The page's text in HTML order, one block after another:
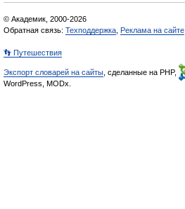
© Академик, 2000-2026
Обратная связь: Техподдержка Реклама на сайте
👣 Путешествия
Экспорт словарей на сайты , сделанные на PHP,
WordPress, MODx.